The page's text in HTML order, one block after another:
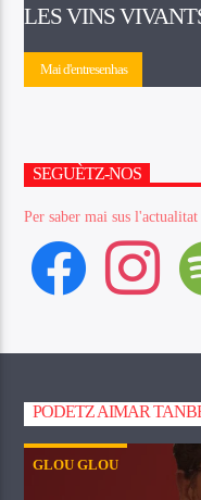
LES VINS
Mai d'entresenhas
SEGUÈTZ-NOS
Per saber mai sus
facebook
instagram
PODETZ AIMAR
GLOU GLOU